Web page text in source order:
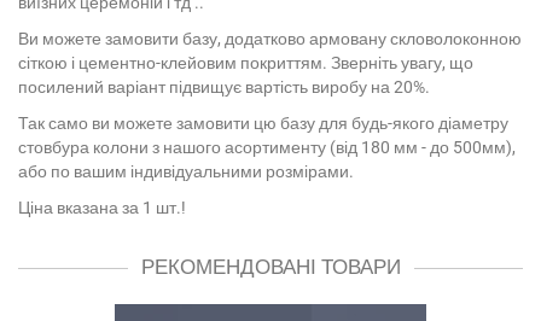
Ви можете замовити базу, додатково армовану скловолоконною
сіткою і цементно-клейовим покриттям. Зверніть увагу, що
посилений варіант підвищує вартість виробу на 20%.
Так само ви можете замовити цю базу для будь-якого діаметру
стовбура колони з нашого асортименту (від 180 мм - до 500мм),
або по вашим індивідуальними розмірами.
Ціна вказана за 1 шт.!
РЕКОМЕНДОВАНІ ТОВАРИ